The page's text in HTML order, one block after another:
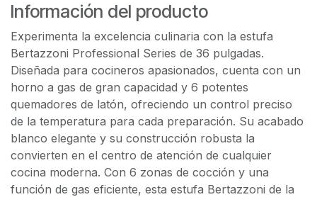
Información del producto
Experimenta la excelencia culinaria con la estufa
Bertazzoni Professional Series de 36 pulgadas.
Diseñada para cocineros apasionados, cuenta con un
horno a gas de gran capacidad y 6 potentes
quemadores de latón, ofreciendo un control preciso
de la temperatura para cada preparación. Su acabado
blanco elegante y su construcción robusta la
convierten en el centro de atención de cualquier
cocina moderna. Con 6 zonas de cocción y una
función de gas eficiente, esta estufa Bertazzoni de la